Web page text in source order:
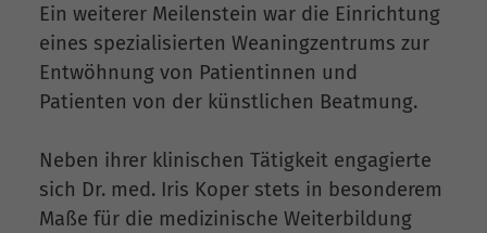
Ein weiterer Meilenstein war die Einrichtung
eines spezialisierten Weaningzentrums zur
Entwöhnung von Patientinnen und
Patienten von der künstlichen Beatmung.
Neben ihrer klinischen Tätigkeit engagierte
sich Dr. med. Iris Koper stets in besonderem
Maße für die medizinische Weiterbildung